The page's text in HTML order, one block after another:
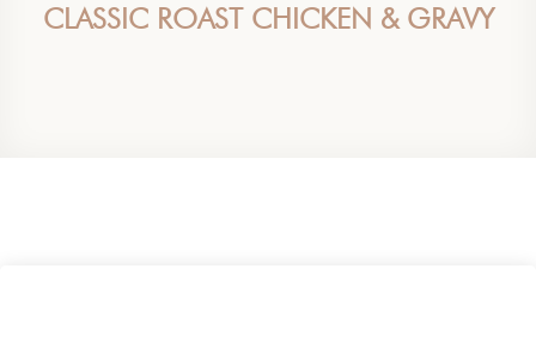
CLASSIC ROAST CHICKEN & GRAVY